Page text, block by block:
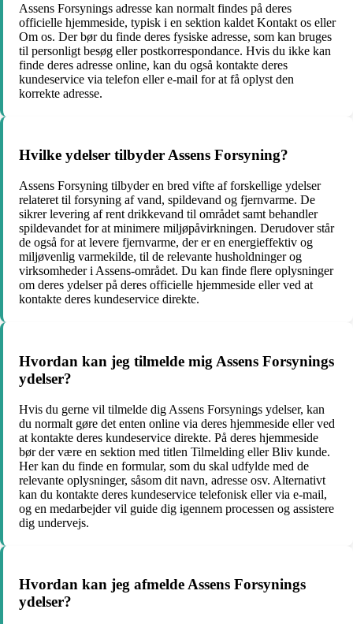
Assens Forsynings adresse kan normalt findes på deres
officielle hjemmeside, typisk i en sektion kaldet Kontakt os eller
Om os. Der bør du finde deres fysiske adresse, som kan bruges
til personligt besøg eller postkorrespondance. Hvis du ikke kan
finde deres adresse online, kan du også kontakte deres
kundeservice via telefon eller e-mail for at få oplyst den
korrekte adresse.
Hvilke ydelser tilbyder Assens Forsyning?
Assens Forsyning tilbyder en bred vifte af forskellige ydelser
relateret til forsyning af vand, spildevand og fjernvarme. De
sikrer levering af rent drikkevand til området samt behandler
spildevandet for at minimere miljøpåvirkningen. Derudover står
de også for at levere fjernvarme, der er en energieffektiv og
miljøvenlig varmekilde, til de relevante husholdninger og
virksomheder i Assens-området. Du kan finde flere oplysninger
om deres ydelser på deres officielle hjemmeside eller ved at
kontakte deres kundeservice direkte.
Hvordan kan jeg tilmelde mig Assens Forsynings
ydelser?
Hvis du gerne vil tilmelde dig Assens Forsynings ydelser, kan
du normalt gøre det enten online via deres hjemmeside eller ved
at kontakte deres kundeservice direkte. På deres hjemmeside
bør der være en sektion med titlen Tilmelding eller Bliv kunde.
Her kan du finde en formular, som du skal udfylde med de
relevante oplysninger, såsom dit navn, adresse osv. Alternativt
kan du kontakte deres kundeservice telefonisk eller via e-mail,
og en medarbejder vil guide dig igennem processen og assistere
dig undervejs.
Hvordan kan jeg afmelde Assens Forsynings
ydelser?